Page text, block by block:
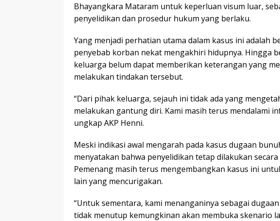
Bhayangkara Mataram untuk keperluan visum luar,
penyelidikan dan prosedur hukum yang berlaku.
Yang menjadi perhatian utama dalam kasus ini adalah
penyebab korban nekat mengakhiri hidupnya. Hingga
keluarga belum dapat memberikan keterangan yang
melakukan tindakan tersebut.
“Dari pihak keluarga, sejauh ini tidak ada yang
melakukan gantung diri. Kami masih terus mendalami
ungkap AKP Henni.
Meski indikasi awal mengarah pada kasus dugaan
menyatakan bahwa penyelidikan tetap dilakukan
Pemenang masih terus mengembangkan kasus ini
lain yang mencurigakan.
“Untuk sementara, kami menanganinya sebagai
tidak menutup kemungkinan akan membuka skenario